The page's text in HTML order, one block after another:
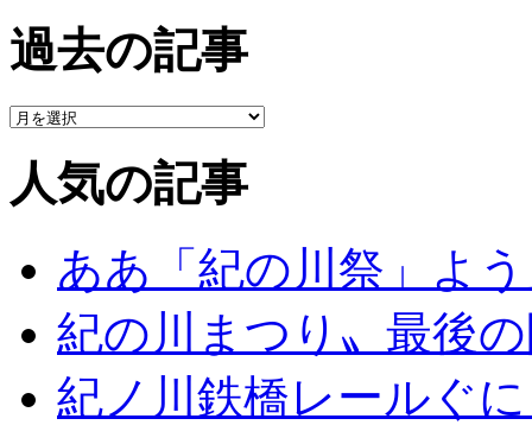
過去の記事
人気の記事
ああ「紀の川祭」よ
紀の川まつり〟最後
紀ノ川鉄橋レールぐ